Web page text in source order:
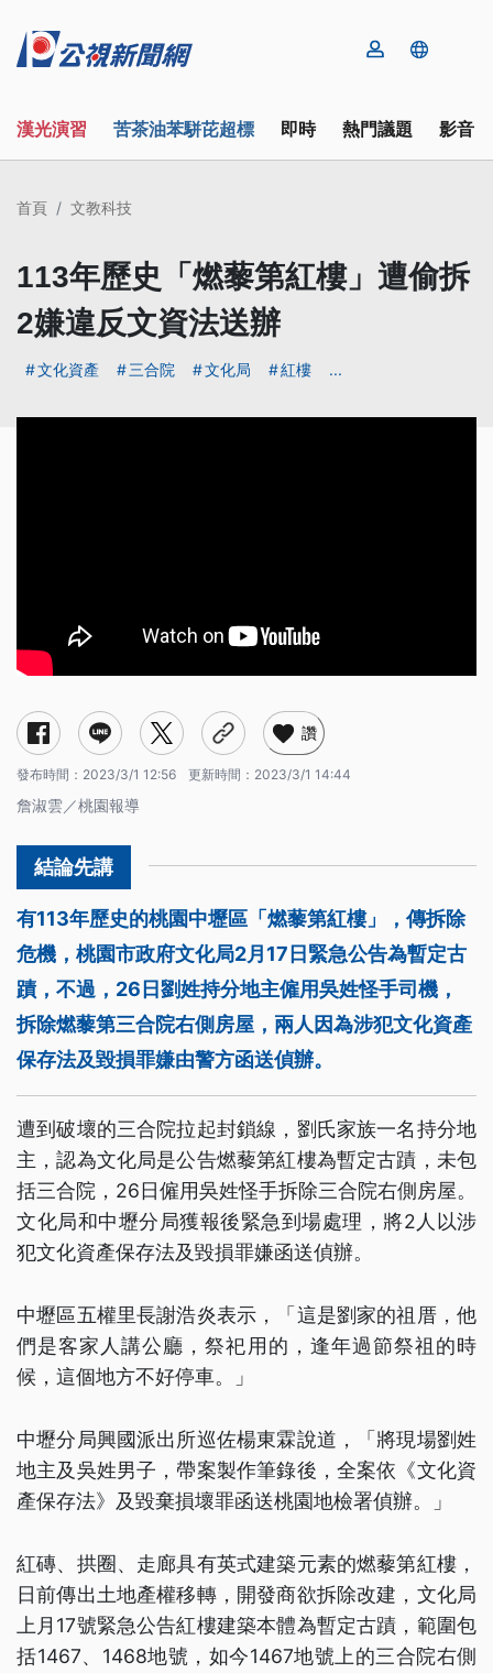
漢光演習 苦茶油苯駢芘超標 即時 熱門議題 影音
首頁 文教科技
113年歷史「燃藜第紅樓」遭偷拆
2嫌違反文資法送辦
文化資產 三合院 文化局 紅樓 ...
讚
發布時間： 2023/3/1 12:56 更新時間： 2023/3/1 14:44
詹淑雲／桃園報導
有113年歷史的桃園中壢區「燃藜第紅樓」，傳拆除
危機，桃園市政府文化局2月17日緊急公告為暫定古
蹟，不過，26日劉姓持分地主僱用吳姓怪手司機，
拆除燃藜第三合院右側房屋，兩人因為涉犯文化資產
保存法及毀損罪嫌由警方函送偵辦。
遭到破壞的三合院拉起封鎖線，劉氏家族一名持分地
主，認為文化局是公告燃藜第紅樓為暫定古蹟，未包
括三合院，26日僱用吳姓怪手拆除三合院右側房屋。
文化局和中壢分局獲報後緊急到場處理，將2人以涉
犯文化資產保存法及毀損罪嫌函送偵辦。
中壢區五權里長謝浩炎表示，「這是劉家的祖厝，他
們是客家人講公廳，祭祀用的，逢年過節祭祖的時
候，這個地方不好停車。」
中壢分局興國派出所巡佐楊東霖說道，「將現場劉姓
地主及吳姓男子，帶案製作筆錄後，全案依《文化資
產保存法》及毀棄損壞罪函送桃園地檢署偵辦。」
紅磚、拱圈、走廊具有英式建築元素的燃藜第紅樓，
日前傳出土地產權移轉，開發商欲拆除改建，文化局
上月17號緊急公告紅樓建築本體為暫定古蹟，範圍包
括1467、1468地號，如今1467地號上的三合院右側